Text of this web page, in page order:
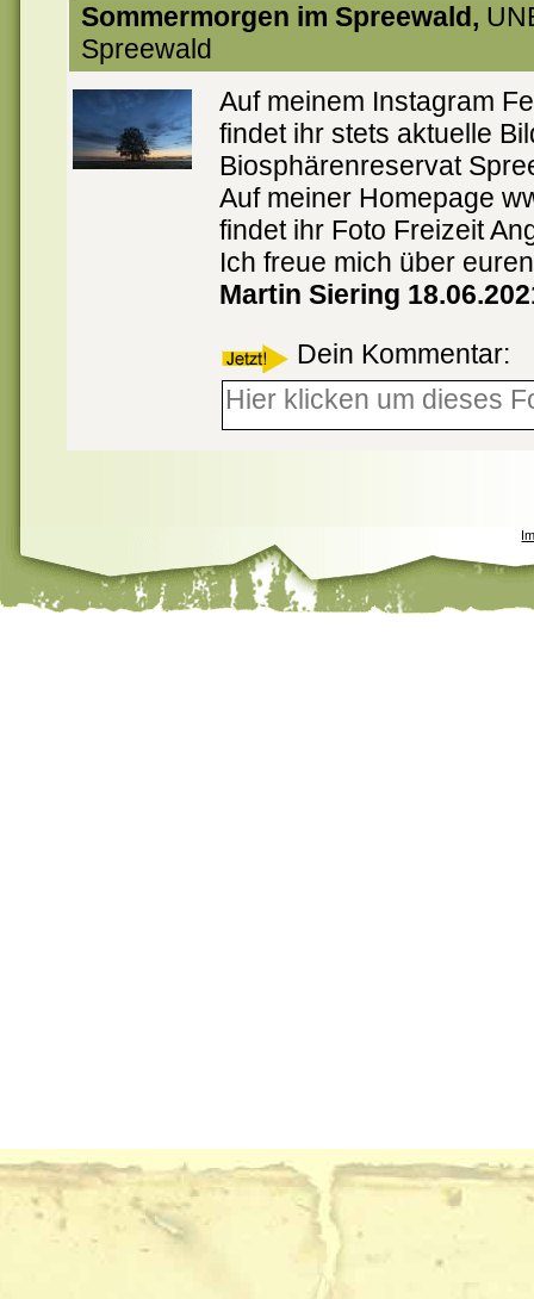
Sommermorgen im Spreewald,
Spreewald
Auf meinem Instagram
findet ihr stets aktuelle
Biosphärenreservat
Auf meiner Homepage
findet ihr Foto Freizeit
Ich freue mich über
Martin Siering
Dein Kommentar: